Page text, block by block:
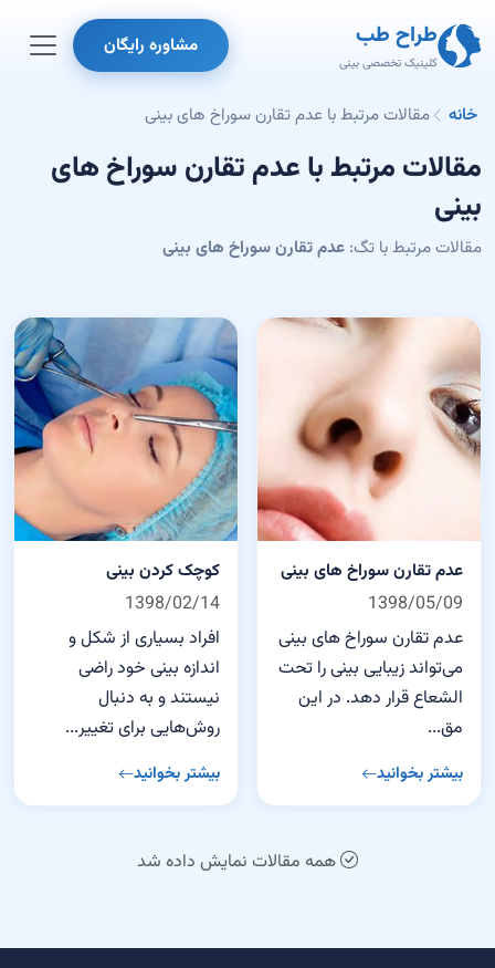
طراح طب
کلینیک تخصصی بینی
مشاوره رایگان
خانه مقالات مرتبط با عدم تقارن سوراخ های بینی
مقالات مرتبط با عدم تقارن سوراخ های
بینی
مقالات مرتبط با تگ: عدم تقارن سوراخ های بینی
عدم تقارن سوراخ های بینی
1398/05/09
عدم تقارن سوراخ‌ های بینی
می‌تواند زیبایی بینی را تحت
الشعاع قرار دهد. در این
مق...
بیشتر بخوانید
کوچک کردن بینی
1398/02/14
افراد بسیاری از شکل و
اندازه بینی خود راضی
نیستند و به دنبال
روش‌هایی برای تغییر...
بیشتر بخوانید
همه مقالات نمایش داده شد